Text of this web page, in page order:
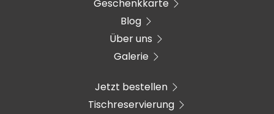
Geschenkkarte
Blog
Über uns
Galerie
Jetzt bestellen
Tischreservierung